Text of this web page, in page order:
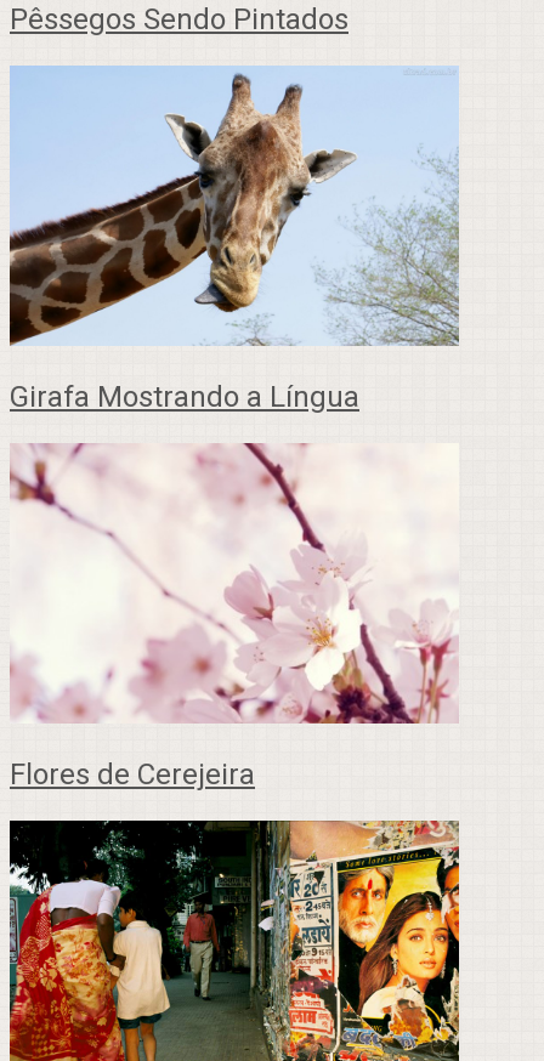
Pêssegos Sendo Pintados
Girafa Mostrando a Língua
Flores de Cerejeira